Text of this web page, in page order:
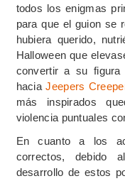
todos los enigmas
para que el guion se
hubiera querido,
Halloween que
convertir a su
haciaJeepers
más inspirados
violencia puntuales
En cuanto a los
correctos, debido
desarrollo de estos